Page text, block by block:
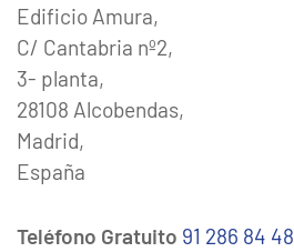
Edificio Amura,
C/ Cantabria nº2,
3- planta,
28108 Alcobendas,
Madrid,
España
Teléfono Gratuito 91 286 84 48